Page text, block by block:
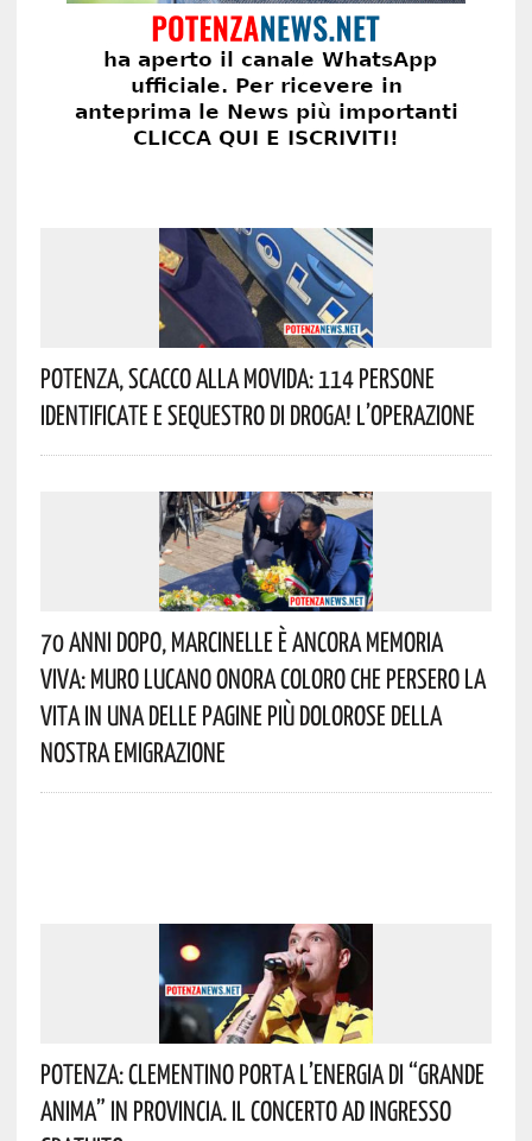
Potenza, Scacco Alla Movida: 114 Persone
Identificate E Sequestro Di Droga! L’operazione
70 Anni Dopo, Marcinelle È Ancora Memoria
Viva: Muro Lucano Onora Coloro Che Persero La
Vita In Una Delle Pagine Più Dolorose Della
Nostra Emigrazione
Potenza: Clementino Porta L’energia Di “Grande
Anima” In Provincia. Il Concerto Ad Ingresso